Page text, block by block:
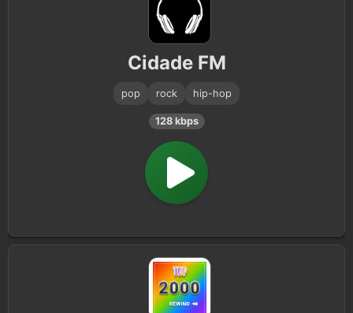
Cidade FM
pop rock hip-hop
128 kbps